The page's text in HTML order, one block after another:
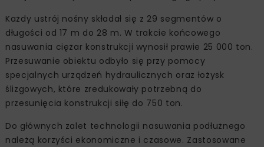
Każdy ustrój nośny składał się z 29 segmentów o
długości od 17 m do 28 m. W trakcie końcowego
nasuwania ciężar konstrukcji wynosił prawie 25 000 ton.
Przesuwanie obiektu odbyło się przy pomocy
specjalnych urządzeń hydraulicznych oraz łożysk
ślizgowych, które zredukowały potrzebną do
przesunięcia konstrukcji siłę do 750 ton.
Do głównych zalet technologii nasuwania podłużnego
należą korzyści ekonomiczne i czasowe. Zastosowane